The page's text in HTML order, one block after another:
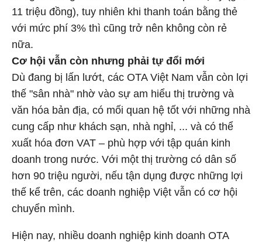
11 triệu đồng), tuy nhiên khi thanh toán bằng thẻ
với mức phí 3% thì cũng trở nên không còn rẻ
nữa.
Cơ hội vẫn còn nhưng phải tự đổi mới
Dù đang bị lấn lướt, các OTA Việt Nam vẫn còn lợi
thế "sân nhà" nhờ vào sự am hiểu thị trường và
văn hóa bản địa, có mối quan hệ tốt với những nhà
cung cấp như khách sạn, nhà nghỉ, ... và có thể
xuất hóa đơn VAT – phù hợp với tập quán kinh
doanh trong nước. Với một thị trường có dân số
hơn 90 triệu người, nếu tận dụng được những lợi
thế kể trên, các doanh nghiệp Việt vẫn có cơ hội
chuyển mình.
Hiện nay, nhiều doanh nghiệp kinh doanh OTA